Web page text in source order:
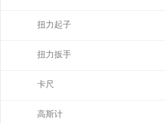
扭力起子
扭力扳手
卡尺
高斯计